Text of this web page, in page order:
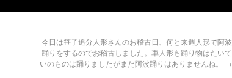
今日は笹子追分人形さんのお稽古日、何と来週人形で阿波
踊りをするのでお稽古しました。車人形も踊り物はたいて
いのものは踊りましたがまだ阿波踊りはありませんね。 →